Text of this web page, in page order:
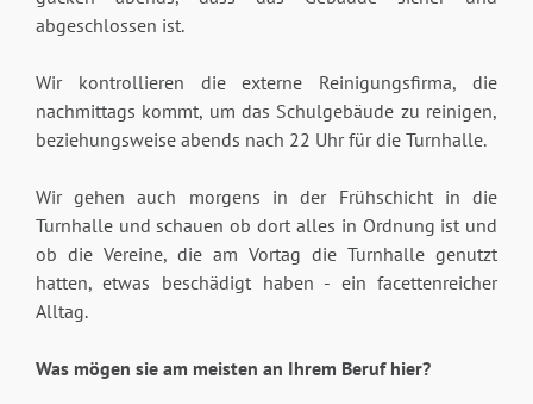
abgeschlossen ist.
Wir kontrollieren die externe Reinigungsfirma, die
nachmittags kommt, um das Schulgebäude zu reinigen,
beziehungsweise abends nach 22 Uhr für die Turnhalle.
Wir gehen auch morgens in der Frühschicht in die
Turnhalle und schauen ob dort alles in Ordnung ist und
ob die Vereine, die am Vortag die Turnhalle genutzt
hatten, etwas beschädigt haben - ein facettenreicher
Alltag.
Was mögen sie am meisten an Ihrem Beruf hier?